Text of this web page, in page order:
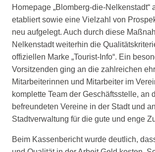
Homepage „Blomberg-die-Nelkenstadt“
etabliert sowie eine Vielzahl von
neu aufgelegt. Auch durch diese
Nelkenstadt weiterhin die
offiziellen Marke „Tourist-Info“. Ein
Vorsitzenden ging an die zahlreichen
Mitarbeiterinnen und Mitarbeiter im
komplette Team der Geschäftsstelle, an
befreundeten Vereine in der Stadt und
Stadtverwaltung für die gute und enge
Beim Kassenbericht wurde deutlich,